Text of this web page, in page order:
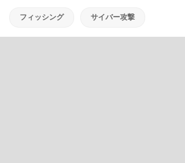
フィッシング サイバー攻撃